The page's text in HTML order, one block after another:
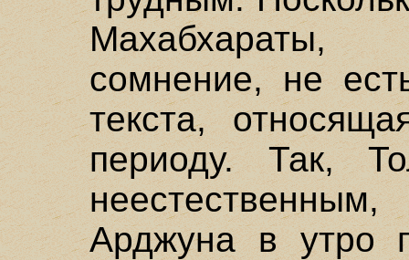
Махабхараты,
сомнение, не
текста,
периоду. Так,
Арджуна в утро